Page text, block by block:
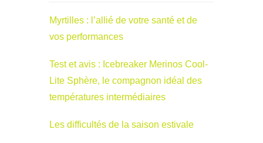
Myrtilles : l’allié de votre santé et de
vos performances
Test et avis : Icebreaker Merinos Cool-
Lite Sphère, le compagnon idéal des
températures intermédiaires
Les difficultés de la saison estivale